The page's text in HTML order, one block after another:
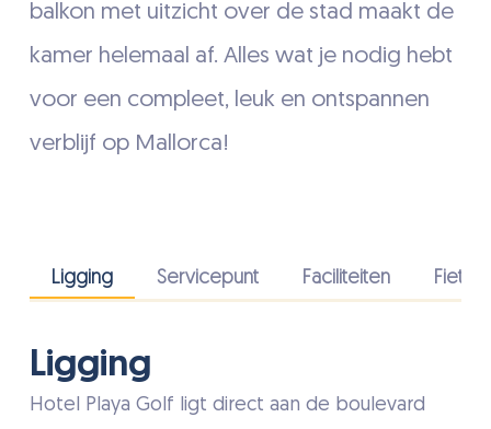
balkon met uitzicht over de stad maakt de
kamer helemaal af. Alles wat je nodig hebt
voor een compleet, leuk en ontspannen
verblijf op Mallorca!
Ligging Servicepunt Faciliteiten
Ligging
Hotel Playa Golf ligt direct aan de boulevard